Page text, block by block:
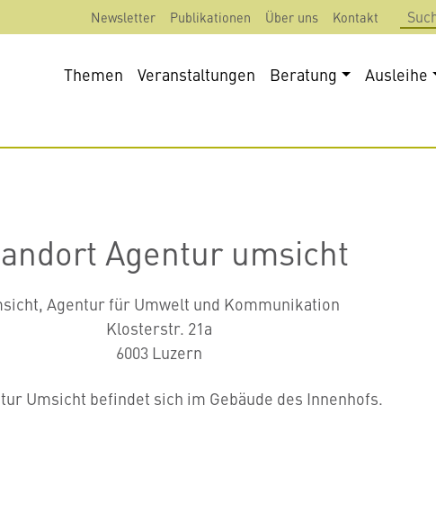
Newsletter Publikationen Über uns Kontakt Suche
Themen Veranstaltungen Beratung Ausleihe
Agentur umsicht
Agentur für Umwelt und Kommunikation
Klosterstr. 21a
6003 Luzern
Umsicht befindet sich im Gebäude des Innenhofs.